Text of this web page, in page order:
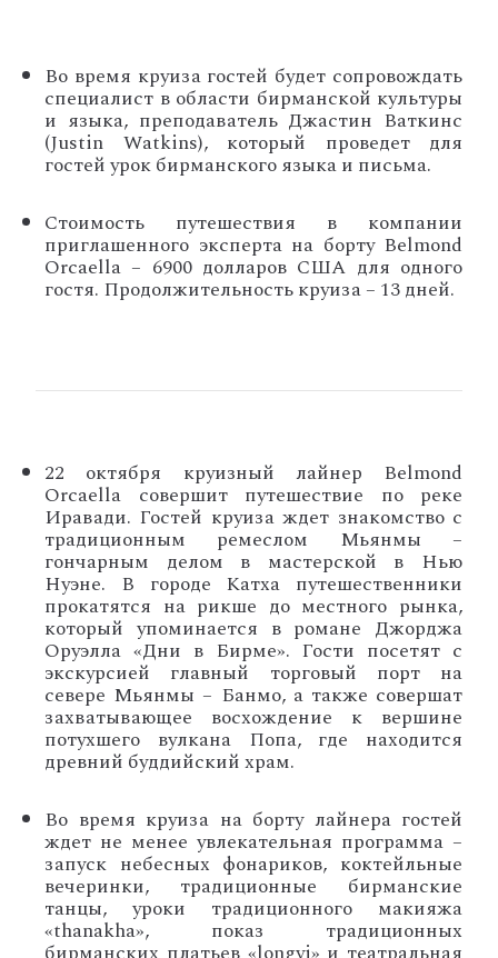
Во время круиза гостей будет сопровождать
специалист в области бирманской культуры
и языка, преподаватель Джастин Ваткинс
(Justin Watkins), который проведет для
гостей урок бирманского языка и письма.
Стоимость путешествия в компании
приглашенного эксперта на борту Belmond
Orcaella – 6900 долларов США для одного
гостя. Продолжительность круиза – 13 дней.
22 октября круизный лайнер Belmond
Orcaella совершит путешествие по реке
Иравади. Гостей круиза ждет знакомство с
традиционным ремеслом Мьянмы –
гончарным делом в мастерской в Нью
Нуэне. В городе Катха путешественники
прокатятся на рикше до местного рынка,
который упоминается в романе Джорджа
Оруэлла «Дни в Бирме». Гости посетят с
экскурсией главный торговый порт на
севере Мьянмы – Банмо, а также совершат
захватывающее восхождение к вершине
потухшего вулкана Попа, где находится
древний буддийский храм.
Во время круиза на борту лайнера гостей
ждет не менее увлекательная программа –
запуск небесных фонариков, коктейльные
вечеринки, традиционные бирманские
танцы, уроки традиционного макияжа
«thanakha», показ традиционных